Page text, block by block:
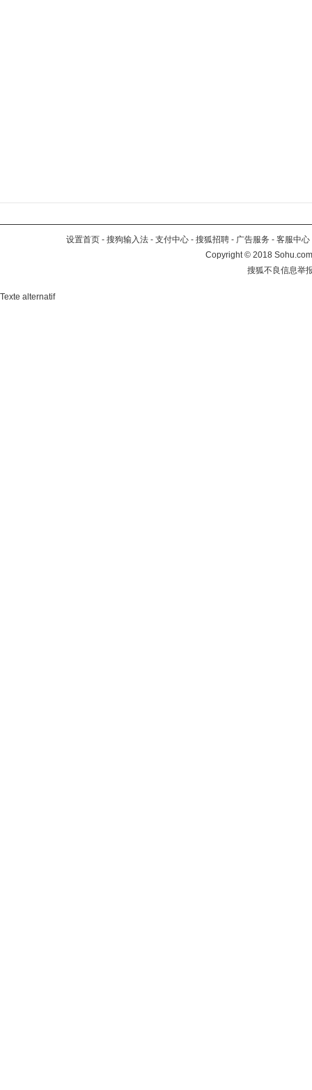
设置首页 - 搜狗输入法 - 支付中心 - 搜狐招聘 - 广告服务 - 客服中心
Copyright©2018
搜狐不良信息举
Texte alternatif